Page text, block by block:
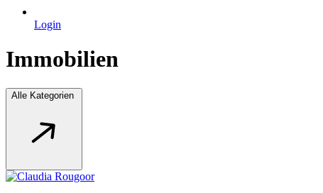
Login
Immobilien
Alle Kategorien